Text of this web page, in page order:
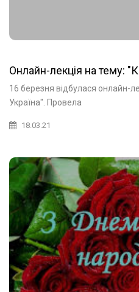
Онлайн-лекція на тему:
16 березня відбулася онлайн-
Україна". Провела
18.03.21